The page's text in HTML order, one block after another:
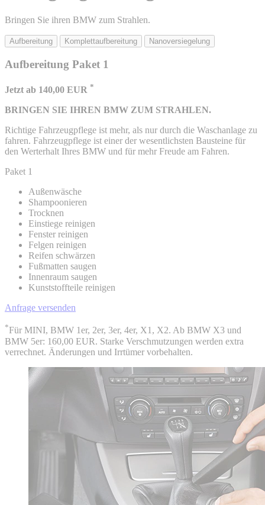
Bringen Sie ihren BMW zum Strahlen.
Aufbereitung Komplettaufbereitung Nanoversiegelung
Aufbereitung Paket 1
Jetzt ab 140,00 EUR *
BRINGEN SIE IHREN BMW ZUM STRAHLEN.
Richtige Fahrzeugpflege ist mehr, als nur durch die Waschanlage zu
fahren. Fahrzeugpflege ist einer der wesentlichsten Bausteine für
den Werterhalt Ihres BMW und für mehr Freude am Fahren.
Paket 1
Außenwäsche
Shampoonieren
Trocknen
Einstiege reinigen
Fenster reinigen
Felgen reinigen
Reifen schwärzen
Fußmatten saugen
Innenraum saugen
Kunststoffteile reinigen
Anfrage versenden
*Für MINI, BMW 1er, 2er, 3er, 4er, X1, X2. Ab BMW X3 und
BMW 5er: 160,00 EUR. Starke Verschmutzungen werden extra
verrechnet. Änderungen und Irrtümer vorbehalten.